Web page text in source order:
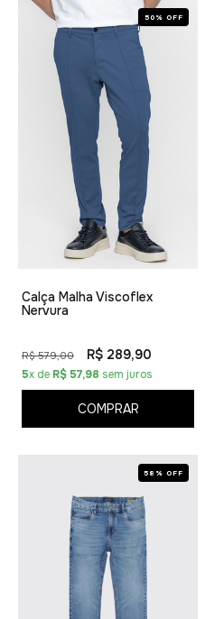
50% OFF
Calça Malha Viscoflex
Nervura
R$ 579,00 R$ 289,90
5x de R$ 57,98 sem juros
COMPRAR
58% OFF